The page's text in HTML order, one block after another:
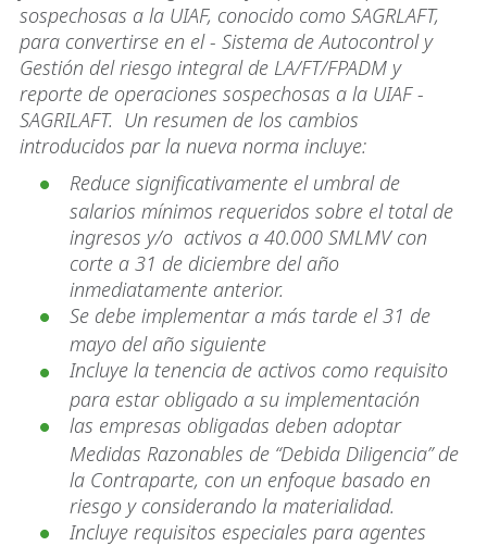
sospechosas a la UIAF, conocido como SAGRLAFT,
para convertirse en el - Sistema de Autocontrol y
Gestión del riesgo integral de LA/FT/FPADM y
reporte de operaciones sospechosas a la UIAF -
SAGRILAFT. Un resumen de los cambios
introducidos par la nueva norma incluye:
Reduce significativamente el umbral de
salarios mínimos requeridos sobre el total de
ingresos y/o activos a 40.000 SMLMV con
corte a 31 de diciembre del año
inmediatamente anterior.
Se debe implementar a más tarde el 31 de
mayo del año siguiente
Incluye la tenencia de activos como requisito
para estar obligado a su implementación
las empresas obligadas deben adoptar
Medidas Razonables de “Debida Diligencia” de
la Contraparte, con un enfoque basado en
riesgo y considerando la materialidad.
Incluye requisitos especiales para agentes